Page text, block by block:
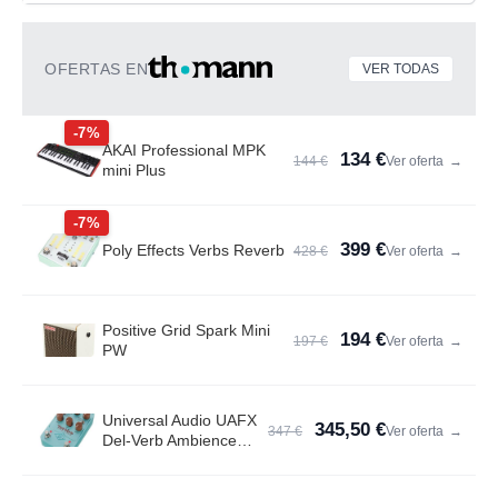
OFERTAS EN VER TODAS
-7%
AKAI Professional MPK
mini Plus
144 € 134 €Ver oferta →
-7%
Poly Effects Verbs Reverb 428 € 399 €Ver oferta →
Positive Grid Spark Mini
PW
197 € 194 €Ver oferta →
Universal Audio UAFX
Del-Verb Ambience
347 € 345,50 €Ver oferta →